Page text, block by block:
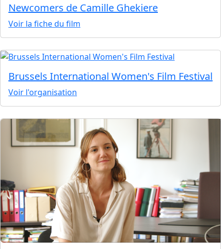
Newcomers de Camille Ghekiere
Voir la fiche du film
Brussels International Women's Film Festival
Voir l'organisation